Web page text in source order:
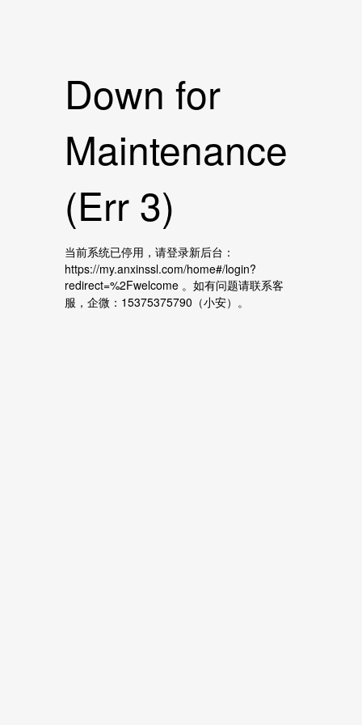
Down for
Maintenance
(Err 3)
当前系统已停用，请登录新后台：
https://my.anxinssl.com/home#/login?
redirect=%2Fwelcome 。如有问题请联系客
服，企微：15375375790（小安）。